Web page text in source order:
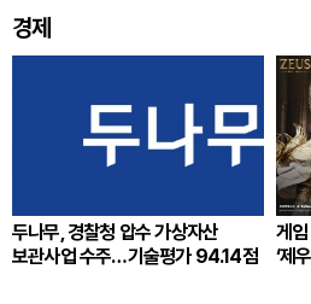
경제
두나무, 경찰청 압수 가상자산
보관사업 수주…기술평가 94.14점
게
‘제